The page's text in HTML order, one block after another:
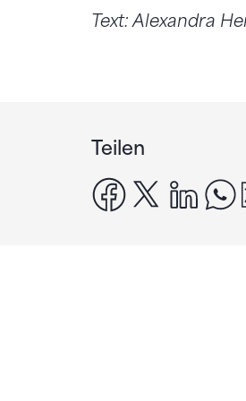
Text: Alexandra
Teilen
facebook
x